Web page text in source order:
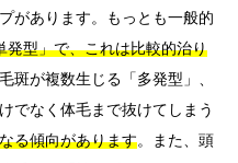
があります。もっとも一般的
発型」で、これは比較的治り
斑が複数生じる「多発型」、
でなく体毛まで抜けてしまう
る傾向があります。また、頭